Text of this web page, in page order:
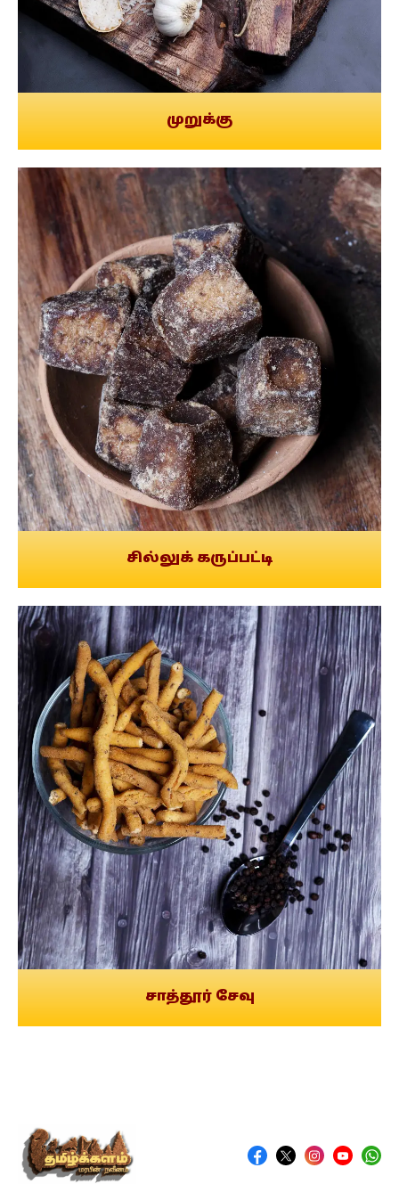
முறுக்கு
சில்லுக் கருப்பட்டி
சாத்தூர் சேவு